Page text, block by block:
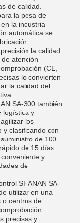
de calidad.
la pesa de
la industria
automática se
la calidad
atención
(CE,
lo convierten
la calidad del
SA-300 también
logística y
los
y clasificando con
de 100
de 15 días
y
de
SHANAN SA-
utilizar en una
centros de
precisas y